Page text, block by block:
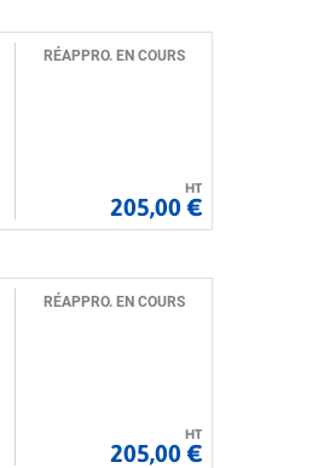
RÉAPPRO. EN COURS
HT
205,00 €
RÉAPPRO. EN COURS
HT
205,00 €